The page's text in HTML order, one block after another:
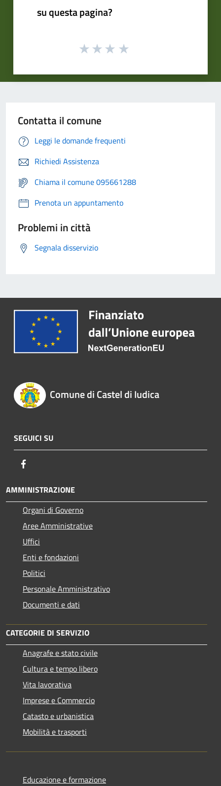
su questa pagina?
Contatta il comune
Leggi le domande frequenti
Richiedi Assistenza
Chiama il comune 095661288
Prenota un appuntamento
Problemi in città
Segnala disservizio
Comune di Castel di Iudica
SEGUICI SU
AMMINISTRAZIONE
Organi di Governo
Aree Amministrative
Uffici
Enti e fondazioni
Politici
Personale Amministrativo
Documenti e dati
CATEGORIE DI SERVIZIO
Anagrafe e stato civile
Cultura e tempo libero
Vita lavorativa
Imprese e Commercio
Catasto e urbanistica
Mobilità e trasporti
Educazione e formazione